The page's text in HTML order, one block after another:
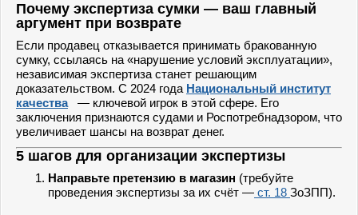
Почему экспертиза сумки — ваш главный
аргумент при возврате
Если продавец отказывается принимать бракованную
сумку, ссылаясь на «нарушение условий эксплуатации»,
независимая экспертиза станет решающим
доказательством. С 2024 года Национальный институт
качества
— ключевой игрок в этой сфере. Его
заключения признаются судами и Роспотребнадзором, что
увеличивает шансы на возврат денег.
5 шагов для организации экспертизы
Направьте претензию в магазин (требуйте
проведения экспертизы за их счёт — ст. 18 ЗоЗПП).